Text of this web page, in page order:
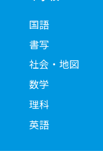
国語
書写
社会・地図
数学
理科
英語